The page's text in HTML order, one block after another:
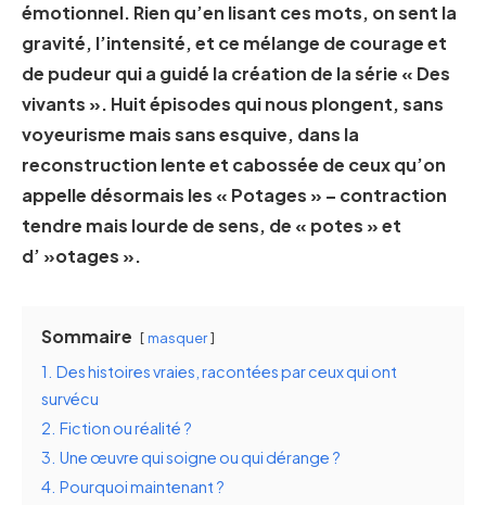
émotionnel. Rien qu’en lisant ces mots, on sent la
gravité, l’intensité, et ce mélange de courage et
de pudeur qui a guidé la création de la série « Des
vivants ». Huit épisodes qui nous plongent, sans
voyeurisme mais sans esquive, dans la
reconstruction lente et cabossée de ceux qu’on
appelle désormais les « Potages » – contraction
tendre mais lourde de sens, de « potes » et
d’ »otages ».
Sommaire masquer
1. Des histoires vraies, racontées par ceux qui ont
survécu
2. Fiction ou réalité ?
3. Une œuvre qui soigne ou qui dérange ?
4. Pourquoi maintenant ?